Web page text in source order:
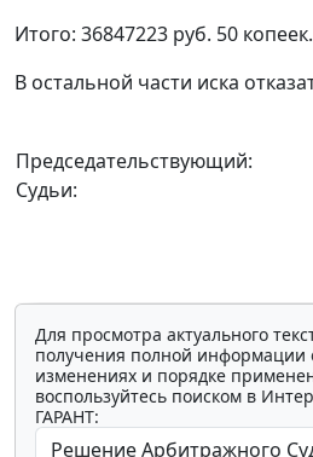
Итого: 36847223 руб. 50 копеек.
В остальной части иска
Председательствующий:
Судьи:
Для просмотра актуального
получения полной информации
изменениях и порядке
воспользуйтесь поиском в
ГАРАНТ: